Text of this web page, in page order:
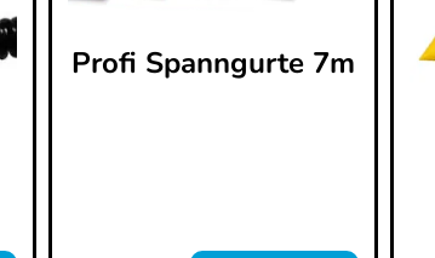
Profi Spanngurte 7m